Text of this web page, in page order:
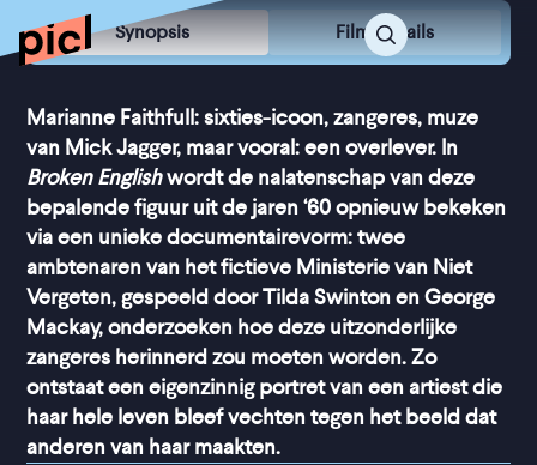
Synopsis Film Details
Marianne Faithfull: sixties-icoon, zangeres, muze
van Mick Jagger, maar vooral: een overlever. In
Broken Englishwordt de nalatenschap van deze
bepalende figuur uit de jaren ‘60 opnieuw bekeken
via een unieke documentairevorm: twee
ambtenaren van het fictieve Ministerie van Niet
Vergeten, gespeeld door Tilda Swinton en George
Mackay, onderzoeken hoe deze uitzonderlijke
zangeres herinnerd zou moeten worden. Zo
ontstaat een eigenzinnig portret van een artiest die
haar hele leven bleef vechten tegen het beeld dat
anderen van haar maakten.